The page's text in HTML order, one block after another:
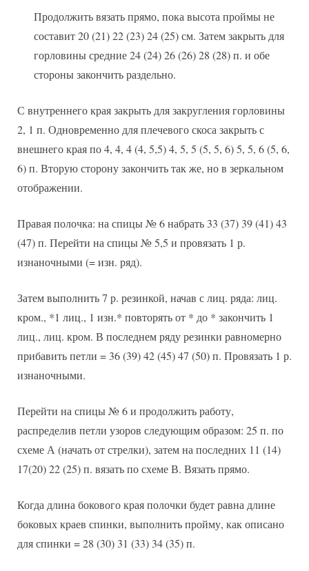
Продолжить вязать прямо, пока высота проймы не
составит 20 (21) 22 (23) 24 (25) см. Затем закрыть для
горловины средние 24 (24) 26 (26) 28 (28) п. и обе
стороны закончить раздельно.
С внутреннего края закрыть для закругления горловины
2, 1 п. Одновременно для плечевого скоса закрыть с
внешнего края по 4, 4, 4 (4, 5,5) 4, 5, 5 (5, 5, 6) 5, 5, 6 (5, 6,
6) п. Вторую сторону закончить так же, но в зеркальном
отображении.
Правая полочка: на спицы № 6 набрать 33 (37) 39 (41) 43
(47) п. Перейти на спицы № 5,5 и провязать 1 р.
изнаночными (= изн. ряд).
Затем выполнить 7 р. резинкой, начав с лиц. ряда: лиц.
кром., *1 лиц., 1 изн.* повторять от * до * закончить 1
лиц., лиц. кром. В последнем ряду резинки равномерно
прибавить петли = 36 (39) 42 (45) 47 (50) п. Провязать 1 р.
изнаночными.
Перейти на спицы № 6 и продолжить работу,
распределив петли узоров следующим образом: 25 п. по
схеме А (начать от стрелки), затем на последних 11 (14)
17(20) 22 (25) п. вязать по схеме В. Вязать прямо.
Когда длина бокового края полочки будет равна длине
боковых краев спинки, выполнить пройму, как описано
для спинки = 28 (30) 31 (33) 34 (35) п.